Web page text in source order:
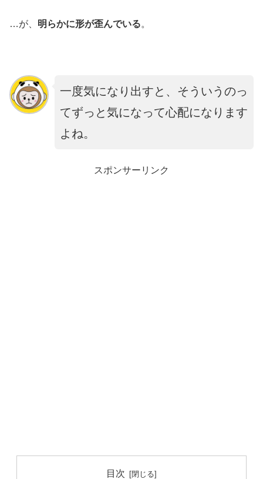
…が、 明らかに形が歪んでいる。
一度気になり出すと、そういうのっ
てずっと気になって心配になります
よね。
スポンサーリンク
目次